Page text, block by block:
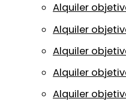
Alquiler
Alquiler
Alquiler
Alquiler
Alquiler